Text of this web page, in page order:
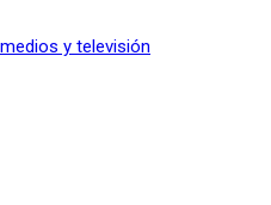
y televisión